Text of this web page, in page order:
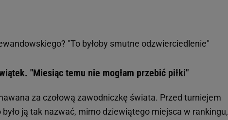
"To byłoby smutne odzwierciedlenie"
"Miesiąc temu nie mogłam przebić piłki"
za czołową zawodniczkę świata. Przed turniejem
ją tak nazwać, mimo dziewiątego miejsca w rankingu,